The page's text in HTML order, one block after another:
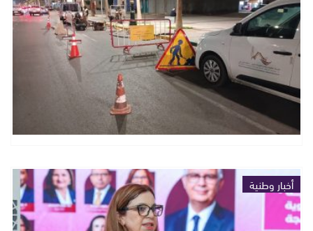
أخبار وطنية